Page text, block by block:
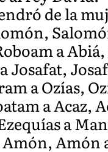
de la
a
Josafat,
a Ozías,
a Acaz,
a
Amón, Amón